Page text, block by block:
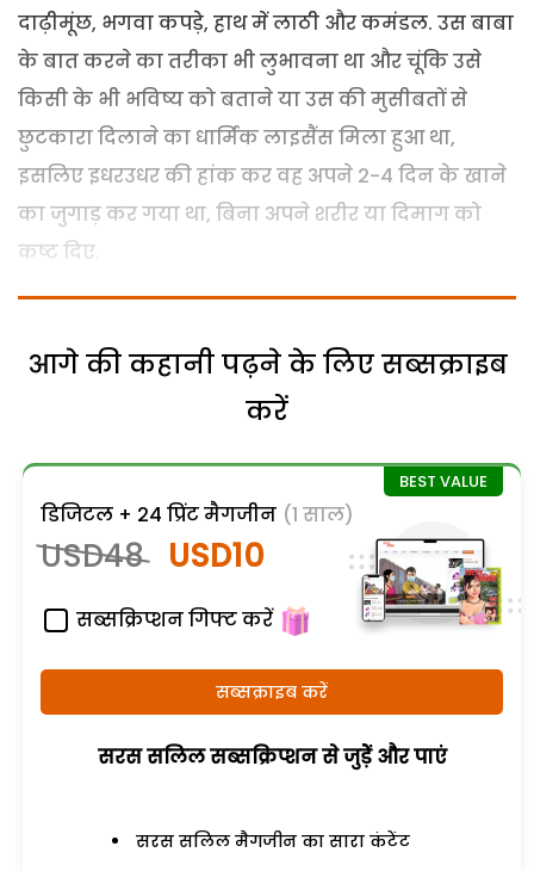
दाढ़ीमूंछ, भगवा कपड़े, हाथ में लाठी और कमंडल. उस बाबा
के बात करने का तरीका भी लुभावना था और चूंकि उसे
किसी के भी भविष्य को बताने या उस की मुसीबतों से
छुटकारा दिलाने का धार्मिक लाइसैंस मिला हुआ था,
इसलिए इधरउधर की हांक कर वह अपने 2-4 दिन के खाने
का जुगाड़ कर गया था, बिना अपने शरीर या दिमाग को
कष्ट दिए.
आगे की कहानी पढ़ने के लिए सब्सक्राइब
करें
डिजिटल + 24 प्रिंट मैगजीन (1 साल)
USD48 USD10
सब्सक्रिप्शन गिफ्ट करें
सब्सक्राइब करें
सरस सलिल सब्सक्रिप्शन से जुड़ेें और पाएं
सरस सलिल मैगजीन का सारा कंटेंट